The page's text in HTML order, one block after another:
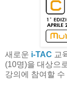
새로운 i-TAC 교
(10명)을 대상으
강의에 참여할